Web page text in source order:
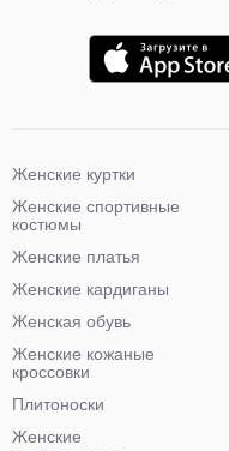
Женские куртки
Женские спортивные
костюмы
Женские платья
Женские кардиганы
Женская обувь
Женские кожаные
кроссовки
Плитоноски
Женские